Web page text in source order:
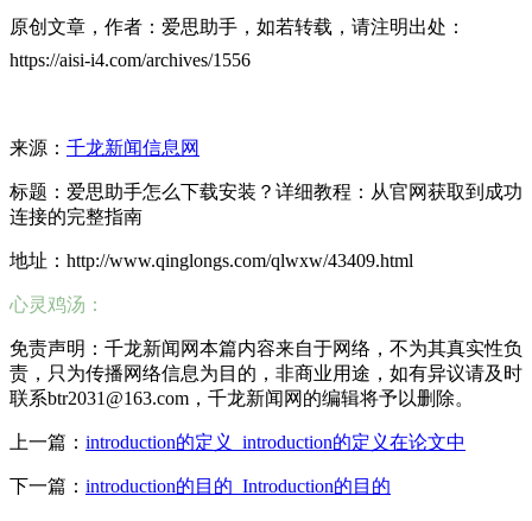
原创文章，作者：爱思助手，如若转载，请注明出处：
https://aisi-i4.com/archives/1556
来源： 千龙新闻信息网
标题：爱思助手怎么下载安装？详细教程：从官网获取到成功
连接的完整指南
地址：http://www.qinglongs.com/qlwxw/43409.html
心灵鸡汤：
免责声明：千龙新闻网本篇内容来自于网络，不为其真实性负
责，只为传播网络信息为目的，非商业用途，如有异议请及时
联系btr2031@163.com，千龙新闻网的编辑将予以删除。
上一篇： introduction的定义_introduction的定义在论文中
下一篇： introduction的目的_Introduction的目的